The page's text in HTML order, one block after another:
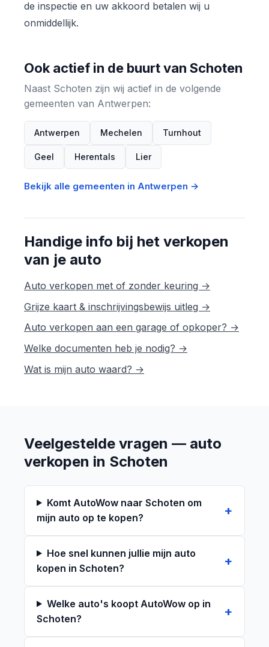
de inspectie en uw akkoord betalen wij u
onmiddellijk.
Ook actief in de buurt van Schoten
Naast Schoten zijn wij actief in de volgende
gemeenten van Antwerpen:
Antwerpen Mechelen Turnhout
Geel Herentals Lier
Bekijk alle gemeenten in Antwerpen →
Handige info bij het verkopen
van je auto
Auto verkopen met of zonder keuring →
Grijze kaart & inschrijvingsbewijs uitleg →
Auto verkopen aan een garage of opkoper? →
Welke documenten heb je nodig? →
Wat is mijn auto waard? →
Veelgestelde vragen — auto
verkopen in Schoten
Komt AutoWow naar Schoten om
mijn auto op te kopen?
Hoe snel kunnen jullie mijn auto
kopen in Schoten?
Welke auto's koopt AutoWow op in
Schoten?